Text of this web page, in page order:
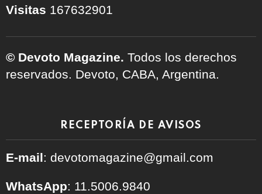
Visitas 167632901
© Devoto Magazine. Todos los derechos
reservados. Devoto, CABA, Argentina.
RECEPTORÍA DE AVISOS
E-mail: devotomagazine@gmail.com
WhatsApp: 11.5006.9840